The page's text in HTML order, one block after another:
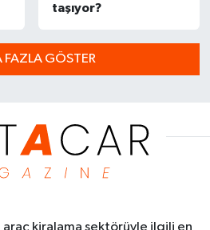
taşıyor?
FAZLA GÖSTER